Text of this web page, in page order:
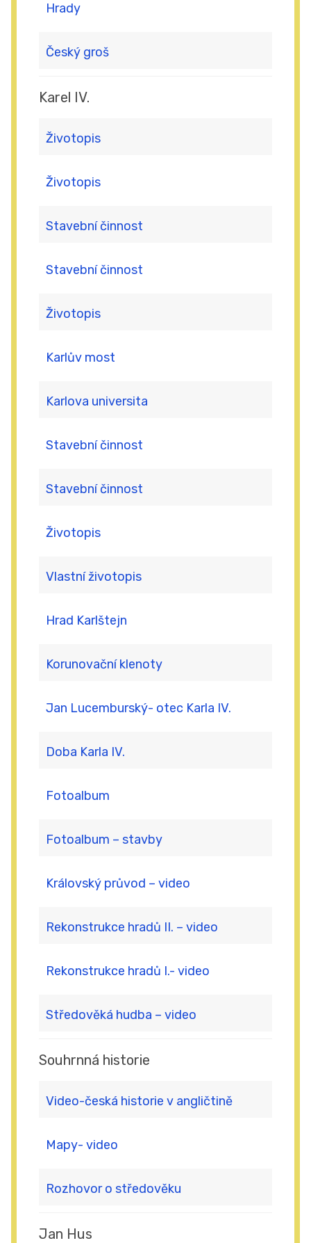
Hrady
Český groš
Karel IV.
Životopis
Životopis
Stavební činnost
Stavební činnost
Životopis
Karlův most
Karlova universita
Stavební činnost
Stavební činnost
Životopis
Vlastní životopis
Hrad Karlštejn
Korunovační klenoty
Jan Lucemburský- otec Karla IV.
Doba Karla IV.
Fotoalbum
Fotoalbum – stavby
Královský průvod – video
Rekonstrukce hradů II. – video
Rekonstrukce hradů I.- video
Středověká hudba – video
Souhrnná historie
Video-česká historie v angličtině
Mapy- video
Rozhovor o středověku
Jan Hus